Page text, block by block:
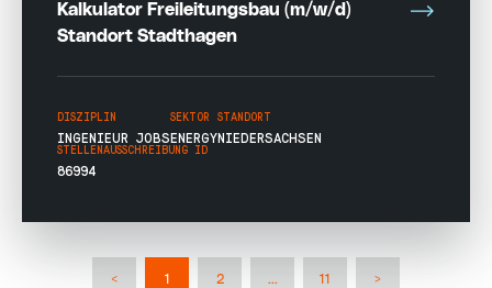
Kalkulator Freileitungsbau (m/w/d)
Standort Stadthagen
DISZIPLIN
INGENIEUR JOBS
SEKTOR
ENERGY
STANDORT
NIEDERSACHSEN
STELLENAUSSCHREIBUNG ID
86994
< 1 2 ... 11 >